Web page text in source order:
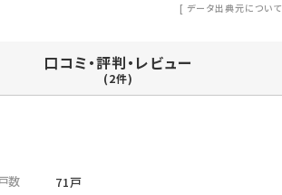
[ データ出典元について
口コミ・評判・レビュー
(2件)
数 71戸